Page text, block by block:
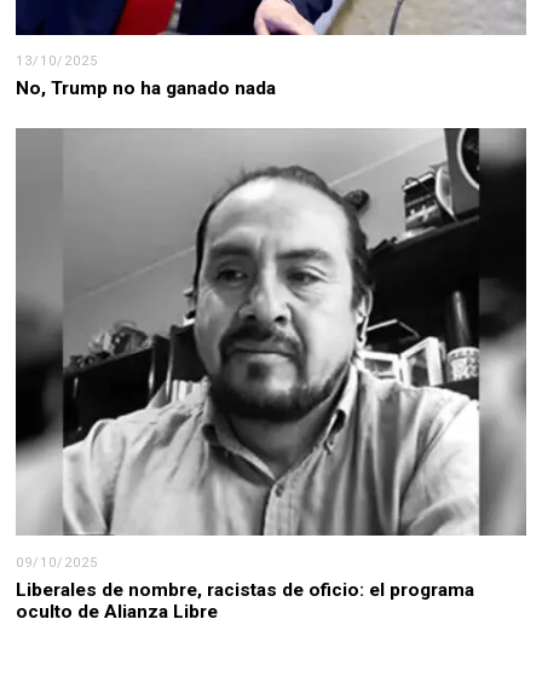
13/10/2025
No, Trump no ha ganado nada
09/10/2025
Liberales de nombre, racistas de oficio: el programa
oculto de Alianza Libre